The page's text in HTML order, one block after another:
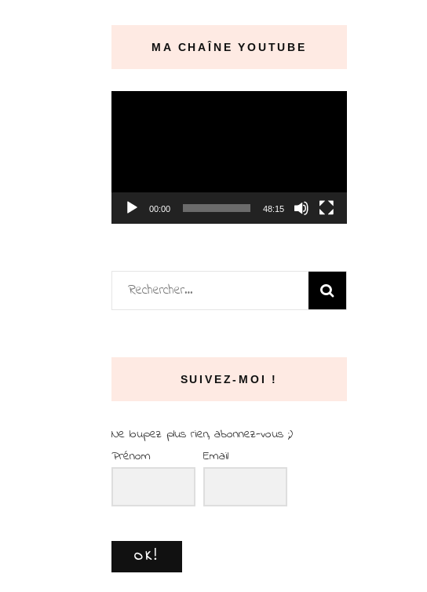
MA CHAÎNE YOUTUBE
00:00 48:15
Rechercher :
SUIVEZ-MOI !
Ne loupez plus rien, abonnez-vous ;)
Prénom
Email
OK!